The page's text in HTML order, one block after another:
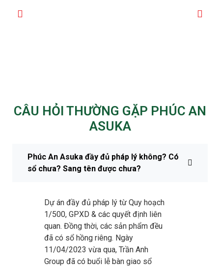
CÂU HỎI THƯỜNG GẶP PHÚC AN
ASUKA
Phúc An Asuka đầy đủ pháp lý không? Có
sổ chưa? Sang tên được chưa?
Dự án đầy đủ pháp lý từ Quy hoạch
1/500, GPXD & các quyết định liên
quan. Đồng thời, các sản phẩm đều
đã có sổ hồng riêng. Ngày
11/04/2023 vừa qua, Trần Anh
Group đã có buổi lễ bàn giao sổ